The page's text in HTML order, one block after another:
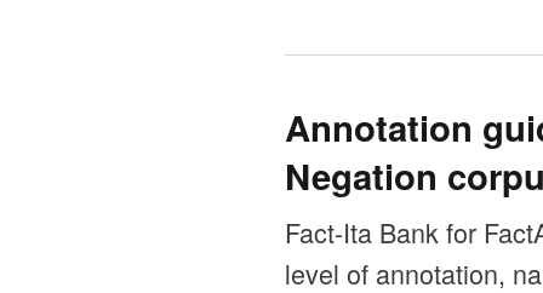
Annotation
Negation
Fact-Ita Bank for
level of annotation,